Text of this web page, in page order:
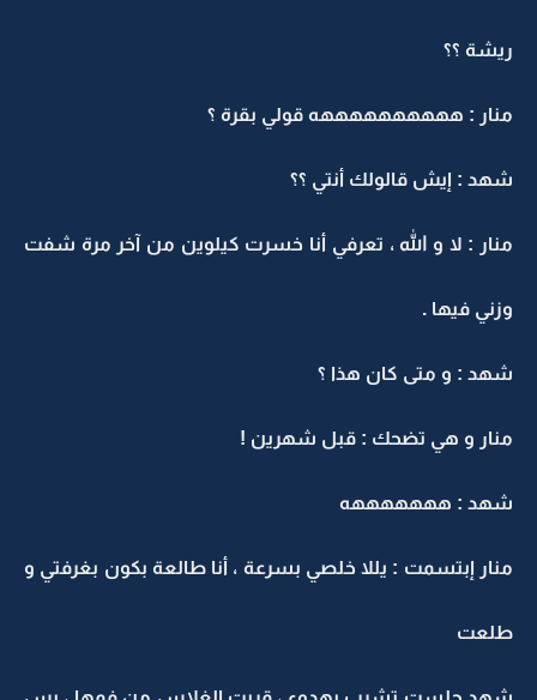
ريشة ؟؟
منار : ههههههههههه قولي بقرة ؟
شهد : إيش قالولك أنتي ؟؟
منار : لا و الله ، تعرفي أنا خسرت كيلوين من آخر مرة شفت
وزني فيها .
شهد : و متى كان هذا ؟
منار و هي تضحك : قبل شهرين !
شهد : هههههههه
منار إبتسمت : يللا خلصي بسرعة ، أنا طالعة بكون بغرفتي و
طلعت